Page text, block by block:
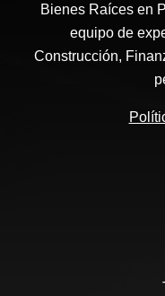
Bienes Raíces en
equipo de
Construcción,